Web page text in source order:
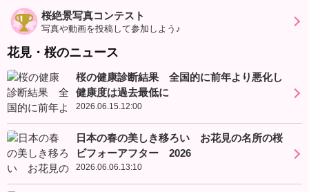
桜絶景写真コンテスト
写真や動画を投稿して参加しよう♪
花見・桜のニュース
桜の健康診断結果 全国的に前年より悪化し
健康度は過去最低に
2026.06.15.12:00
日本の春の美しき移ろい お花見の名所の桜
ビフォーアフター 2026
2026.06.06.13:10